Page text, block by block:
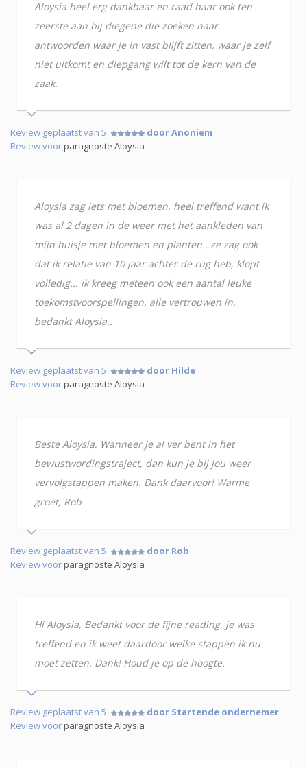
Aloysia heel erg dankbaar en raad haar ook ten
zeerste aan bij diegene die zoeken naar
antwoorden waar je in vast blijft zitten, waar je zelf
niet uitkomt en diepgang wilt tot de kern van de
zaak.
Review geplaatst van 5
door Anoniem
Review voorparagnoste Aloysia
Aloysia zag iets met bloemen, heel treffend want ik
was al 2 dagen in de weer met het aankleden van
mijn huisje met bloemen en planten.. ze zag ook
dat ik relatie van 10 jaar achter de rug heb, klopt
volledig... ik kreeg meteen ook een aantal leuke
toekomstvoorspellingen, alle vertrouwen in,
bedankt Aloysia..
Review geplaatst van 5
door Hilde
Review voorparagnoste Aloysia
Beste Aloysia, Wanneer je al ver bent in het
bewustwordingstraject, dan kun je bij jou weer
vervolgstappen maken. Dank daarvoor! Warme
groet, Rob
Review geplaatst van 5
door Rob
Review voorparagnoste Aloysia
Hi Aloysia, Bedankt voor de fijne reading, je was
treffend en ik weet daardoor welke stappen ik nu
moet zetten. Dank! Houd je op de hoogte.
Review geplaatst van 5
door Startende ondernemer
Review voorparagnoste Aloysia